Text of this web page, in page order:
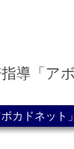
導「ア
カドネット